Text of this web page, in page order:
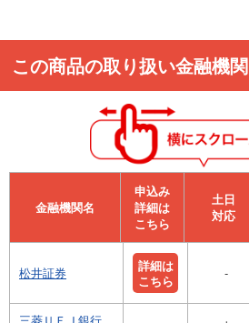
この商品の取り扱い金融機関
金融機関名
申込み
詳細は
こちら
⼟⽇
対応
松井証券
詳細は
こちら
-
三菱ＵＦＪ銀行